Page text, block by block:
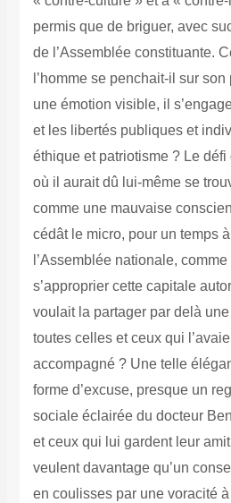
permis que de briguer, avec
de l’Assemblée constituante.
l’homme se penchait-il sur
une émotion visible, il
et les libertés publiques et
éthique et patriotisme ? Le
où il aurait dû lui-même se
comme une mauvaise
cédât le micro, pour un temps
l’Assemblée nationale, comme
s’approprier cette capitale
voulait la partager par delà
toutes celles et ceux qui
accompagné ? Une telle
forme d’excuse, presque un
sociale éclairée du docteur
et ceux qui lui gardent leur
veulent davantage qu’un
en coulisses par une voracité